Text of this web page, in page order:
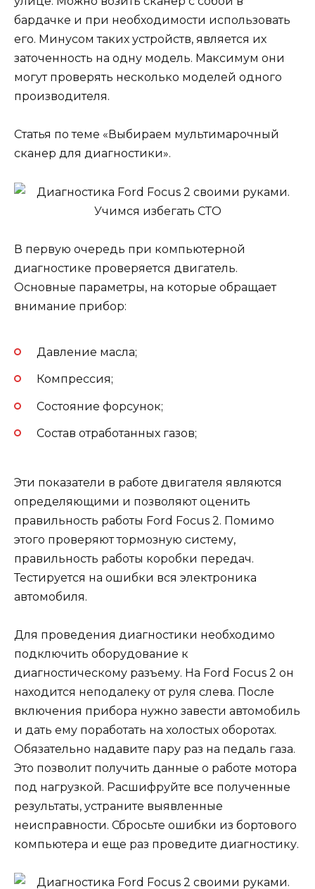
бардачке и при необходимости использовать
его. Минусом таких устройств, является их
заточенность на одну модель. Максимум они
могут проверять несколько моделей одного
производителя.
Статья по теме «Выбираем мультимарочный
сканер для диагностики».
В первую очередь при компьютерной
диагностике проверяется двигатель.
Основные параметры, на которые обращает
внимание прибор:
Давление масла;
Компрессия;
Состояние форсунок;
Состав отработанных газов;
Эти показатели в работе двигателя являются
определяющими и позволяют оценить
правильность работы Ford Focus 2. Помимо
этого проверяют тормозную систему,
правильность работы коробки передач.
Тестируется на ошибки вся электроника
автомобиля.
Для проведения диагностики необходимо
подключить оборудование к
диагностическому разъему. На Ford Focus 2 он
находится неподалеку от руля слева. После
включения прибора нужно завести автомобиль
и дать ему поработать на холостых оборотах.
Обязательно надавите пару раз на педаль газа.
Это позволит получить данные о работе мотора
под нагрузкой. Расшифруйте все полученные
результаты, устраните выявленные
неисправности. Сбросьте ошибки из бортового
компьютера и еще раз проведите диагностику.